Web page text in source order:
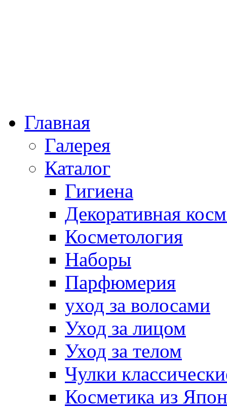
Главная
Галерея
Каталог
Гигиена
Декоративная
Косметология
Наборы
Парфюмерия
уход за волосами
Уход за лицом
Уход за телом
Чулки
Косметика из